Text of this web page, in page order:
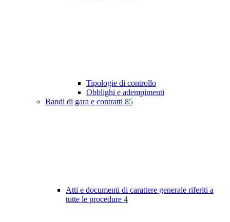
Tipologie di controllo
Obblighi e adempimenti
Bandi di gara e contratti 85
Atti e documenti di carattere generale riferiti a
tutte le procedure 4